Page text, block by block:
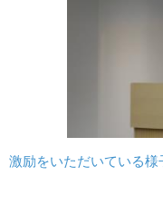
激励をいただいている様